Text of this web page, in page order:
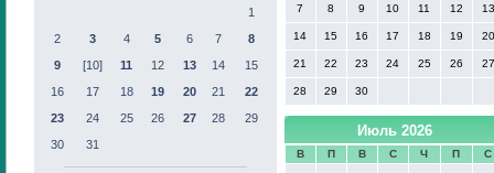
1
2
3 4 5 6 7
8
9
[10] 11 12 13 14
15
16
17 18 19 20 21
22
23
24 25 26 27 28
29
30
31
7 8 9 10 11 12 13
14 15 16 17 18 19 20
21 22 23 24 25 26 27
28 29 30
Июль 2026
В П В С Ч П
С